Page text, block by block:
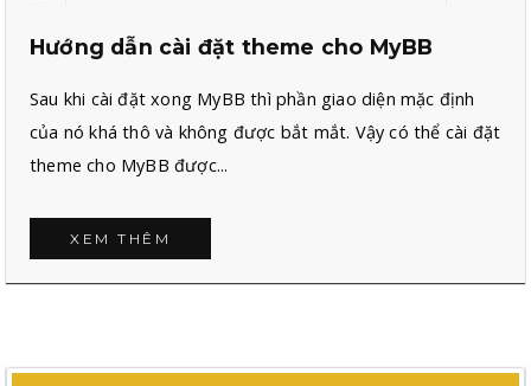
Hướng dẫn cài đặt theme cho MyBB
Sau khi cài đặt xong MyBB thì phần giao diện mặc định
của nó khá thô và không được bắt mắt. Vậy có thể cài đặt
theme cho MyBB được...
XEM THÊM